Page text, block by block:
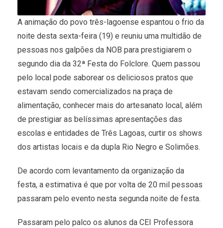
A animação do povo três-lagoense espantou o frio da
noite desta sexta-feira (19) e reuniu uma multidão de
pessoas nos galpões da NOB para prestigiarem o
segundo dia da 32ª Festa do Folclore. Quem passou
pelo local pode saborear os deliciosos pratos que
estavam sendo comercializados na praça de
alimentação, conhecer mais do artesanato local, além
de prestigiar as belíssimas apresentações das
escolas e entidades de Três Lagoas, curtir os shows
dos artistas locais e da dupla Rio Negro e Solimões.
De acordo com levantamento da organização da
festa, a estimativa é que por volta de 20 mil pessoas
passaram pelo evento nesta segunda noite de festa.
Passaram pelo palco os alunos da CEI Professora